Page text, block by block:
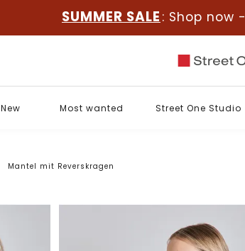
SUMMER SALE : Shop now -
New Most wanted Street One Studio
Mantel mit Reverskragen